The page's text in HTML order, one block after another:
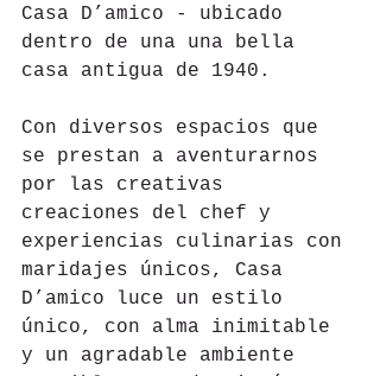
Casa D’amico - ubicado
dentro de una una bella
casa antigua de 1940.
Con diversos espacios que
se prestan a aventurarnos
por las creativas
creaciones del chef y
experiencias culinarias con
maridajes únicos, Casa
D’amico luce un estilo
único, con alma inimitable
y un agradable ambiente